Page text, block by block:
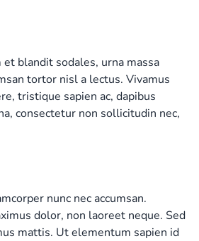
blandit sodales, urna massa
tortor nisl a lectus. Vivamus
tristique sapien ac, dapibus
consectetur non sollicitudin nec,
nunc nec accumsan.
dolor, non laoreet neque. Sed
mattis. Ut elementum sapien id